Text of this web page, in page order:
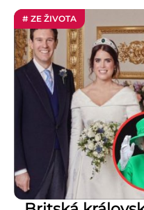
# ZE ŽIVOTA